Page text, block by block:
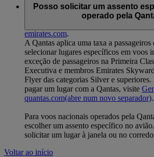
uma reserva em codeshare ou de
incluindo rotas internacionais e
emirates.com.
Posso solicitar um assento
operado pela
A Qantas aplica uma taxa a passageiros
selecionar lugares específicos em voos
exceção de passageiros na Primeira
Executiva e membros Emirates
Flyer das categorias Silver e superiores.
pagar um lugar com a Qantas, visite
quantas.com(abre num novo separador).
Para voos nacionais operados pela
escolher um assento específico no
solicitar um lugar à janela ou no
Voltar ao início